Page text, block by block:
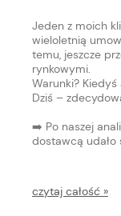
Jeden z moich
wieloletnią
temu, jeszcze
rynkowymi.
Warunki? Kiedyś
Dziś –
➡️ Po naszej
dostawcą udało
czytaj całość »